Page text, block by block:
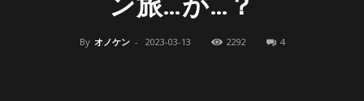
By オノケン - 2023-03-13 2292 4